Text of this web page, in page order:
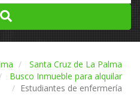
Santa Cruz de La Palma
Busco Inmueble para alquilar
Estudiantes de enfermería